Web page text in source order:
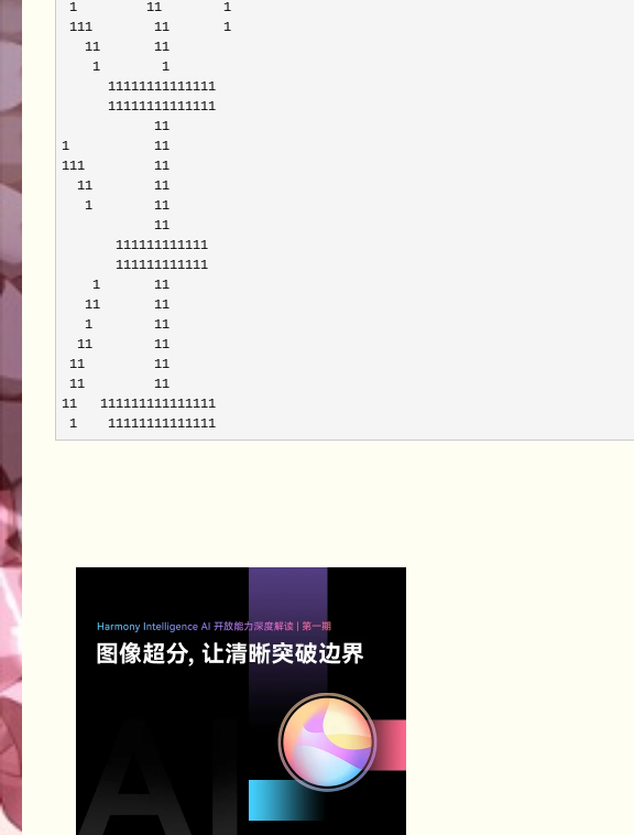
1         11        1
111        11       1
   11       11
    1        1
      11111111111111
      11111111111111
            11
1           11
111         11
  11        11
   1        11
            11
       111111111111
       111111111111
    1       11
   11       11
   1        11
  11        11
11         11
11         11
11   111111111111111
1    11111111111111